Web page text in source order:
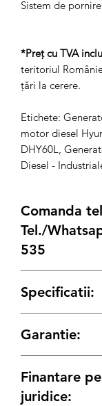
Sistem de pornire
*Preț cu TVA
teritoriul
țări la cerere.
Etichete:
motor diesel
DHY60L,
Diesel -
Comanda
Tel./
535
comenzii, va
Specificatii:
ATRIBUTE
Capacitate
rezervor (L)
Combustibil
Garantie:
12 lunipersoane
24 lunipersoane
Finantare
juridice: